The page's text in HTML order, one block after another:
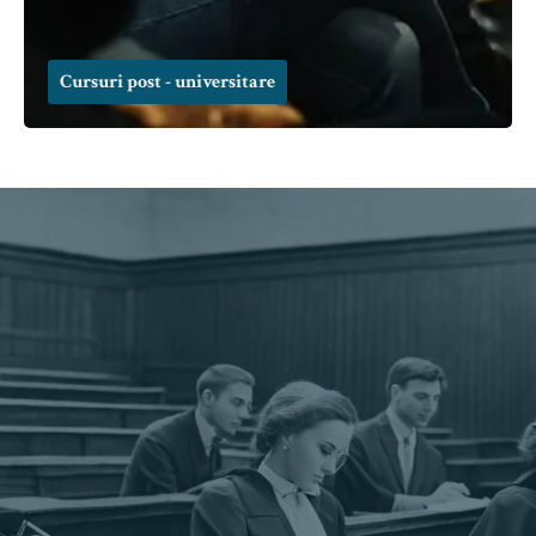
Cursuri post - universitare